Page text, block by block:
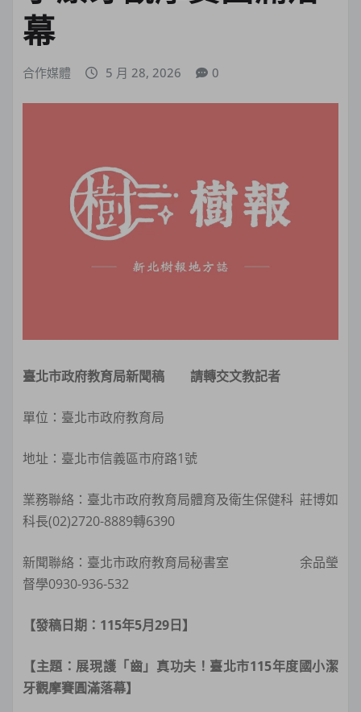
幕
合作媒體 5 月 28, 2026 0
臺北市政府教育局新聞稿 請轉交文教記者
單位：臺北市政府教育局
地址：臺北市信義區市府路1號
業務聯絡：臺北市政府教育局體育及衛生保健科 莊博如
科長(02)2720-8889轉6390
新聞聯絡：臺北市政府教育局秘書室 余品瑩
督學0930-936-532
【發稿日期：115年5月29日】
【主題：展現護「齒」真功夫！臺北市115年度國小潔
牙觀摩賽圓滿落幕】